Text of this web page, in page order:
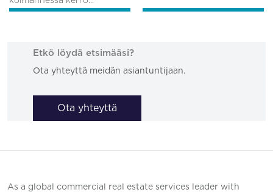
Etkö löydä etsimääsi?
Ota yhteyttä meidän asiantuntijaan.
Ota yhteyttä
As a global commercial real estate services leader with